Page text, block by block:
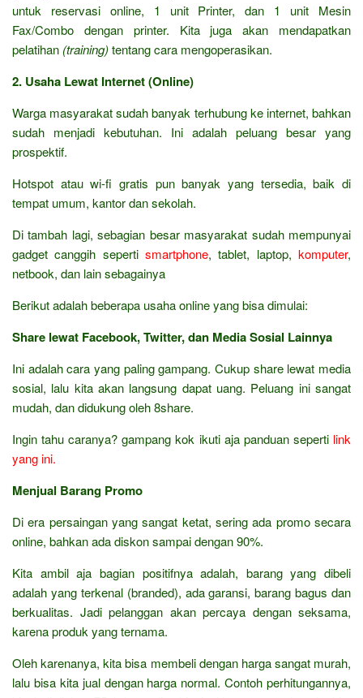
untuk reservasi online, 1 unit Printer, dan 1 unit Mesin
Fax/Combo dengan printer. Kita juga akan mendapatkan
pelatihan (training) tentang cara mengoperasikan.
2. Usaha Lewat Internet (Online)
Warga masyarakat sudah banyak terhubung ke internet, bahkan
sudah menjadi kebutuhan. Ini adalah peluang besar yang
prospektif.
Hotspot atau wi-fi gratis pun banyak yang tersedia, baik di
tempat umum, kantor dan sekolah.
Di tambah lagi, sebagian besar masyarakat sudah mempunyai
gadget canggih seperti smartphone, tablet, laptop, komputer,
netbook, dan lain sebagainya
Berikut adalah beberapa usaha online yang bisa dimulai:
Share lewat Facebook, Twitter, dan Media Sosial Lainnya
Ini adalah cara yang paling gampang. Cukup share lewat media
sosial, lalu kita akan langsung dapat uang. Peluang ini sangat
mudah, dan didukung oleh 8share.
Ingin tahu caranya? gampang kok ikuti aja panduan seperti link
yang ini.
Menjual Barang Promo
Di era persaingan yang sangat ketat, sering ada promo secara
online, bahkan ada diskon sampai dengan 90%.
Kita ambil aja bagian positifnya adalah, barang yang dibeli
adalah yang terkenal (branded), ada garansi, barang bagus dan
berkualitas. Jadi pelanggan akan percaya dengan seksama,
karena produk yang ternama.
Oleh karenanya, kita bisa membeli dengan harga sangat murah,
lalu bisa kita jual dengan harga normal. Contoh perhitungannya,